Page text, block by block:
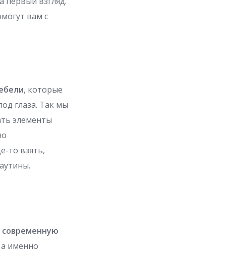
вам с
, которые
глаза. Так мы
элементы
то взять,
современную
именно